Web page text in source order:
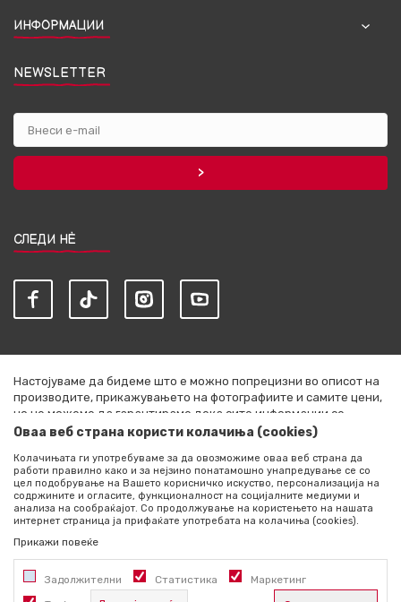
ИНФОРМАЦИИ
NEWSLETTER
СЛЕДИ НЀ
Настојуваме да бидеме што е можно попрецизни во описот на
производите, прикажувањето на фотографиите и самите цени,
но не можеме да гарантираме дека сите информации се
комплетни и без грешки. Сите артикли прикажани на сајтот се
секој момент. Расположливоста на производите можете да ја
проверите со повик на +389 76 444 490
©2026 literatura.mk, Изработено одNB SOFT. Сите права
задржани.
Оваа веб страна користи колачиња (cookies)
Колачињата ги употребуваме за да овозможиме оваа веб страна да
работи правилно како и за нејзино понатамошно унапредување се со
цел подобрување на Вашето корисничко искуство, персонализација на
содржините и огласите, функционалност на социјалните медиуми и
анализа на сообраќајот. Со продолжување на користењето на нашата
интернет страница ја прифаќате употребата на колачиња (cookies).
Прикажи повеќе
Задолжителни Статистика Маркетинг